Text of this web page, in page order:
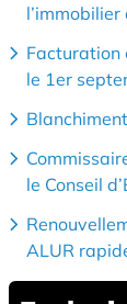
Facturation
le 1er
le Conseil
ALUR